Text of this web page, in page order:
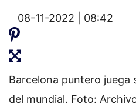
08-11-2022 | 08:42
Barcelona puntero juega
del mundial. Foto: